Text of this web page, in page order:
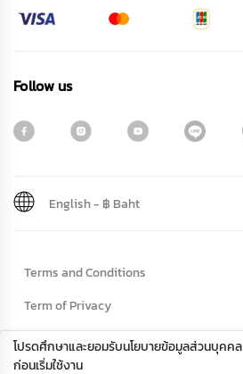
โปรดศึกษาและยอมรับนโยบายข้อมูลส่วนบุคคล
ก่อนเริ่มใช้งาน
Follow us
Terms and Conditions
Term of Privacy
Cookie Policy
English- ฿ Baht
First name
Last name